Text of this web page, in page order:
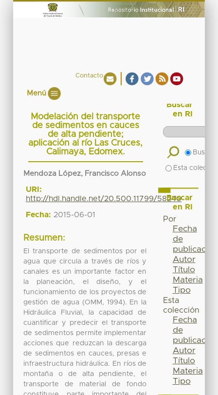
Contacto
Menú
Modelación del transporte
de sedimentos en cauces
de alta pendiente;
aplicación al río Las Cruces,
Calimaya, Edomex.
Mendoza López, Francisco Alonso
URI:
http://hdl.handle.net/20.500.11799/58240
Fecha: 2015-06-01
Resumen:
El transporte de sedimentos por el
agua que circula a través de ríos y
canales es un importante factor en
la planeación, el diseño, y el
funcionamiento de los proyectos de
gestión de agua (OMM, 1994). En la
Hidráulica Fluvial, la capacidad de
cuantificar y predecir el transporte
de sedimentos permite implementar
acciones que reduzcan la descarga
de sedimentos en cauces, presas e
infraestructura hidráulica. En ríos de
montaña o de alta pendiente, el
transporte de material de fondo
Buscar
en RI
Buscar
Esta
Buscar
en RI
Por
Fecha
de
publicación
Autor
Título
Materia
Tipo
Esta
colección
Fecha
de
publicación
Autor
Título
Materia
Tipo